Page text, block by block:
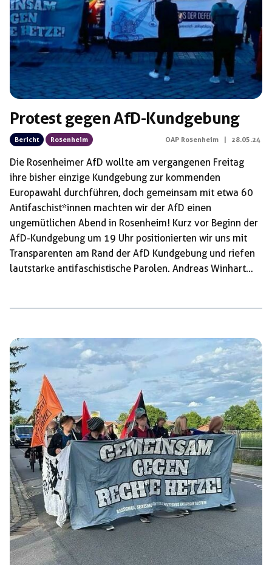
Protest gegen AfD-Kundgebung
Bericht Rosenheim OAP Rosenheim 28.05.24
Die Rosenheimer AfD wollte am vergangenen Freitag
ihre bisher einzige Kundgebung zur kommenden
Europawahl durchführen, doch gemeinsam mit etwa 60
Antifaschist*innen machten wir der AfD einen
ungemütlichen Abend in Rosenheim! Kurz vor Beginn der
AfD-Kundgebung um 19 Uhr positionierten wir uns mit
Transparenten am Rand der AfD Kundgebung und riefen
lautstarke antifaschistische Parolen. Andreas Winhart
lautstarken Parolenchor unter. Erst nachdem die Polizei
unseren Gegenprotest zu einem etwa 50 Meter
entfernten Ort gebracht hatte, begannen Winhart und
Co. mit […]